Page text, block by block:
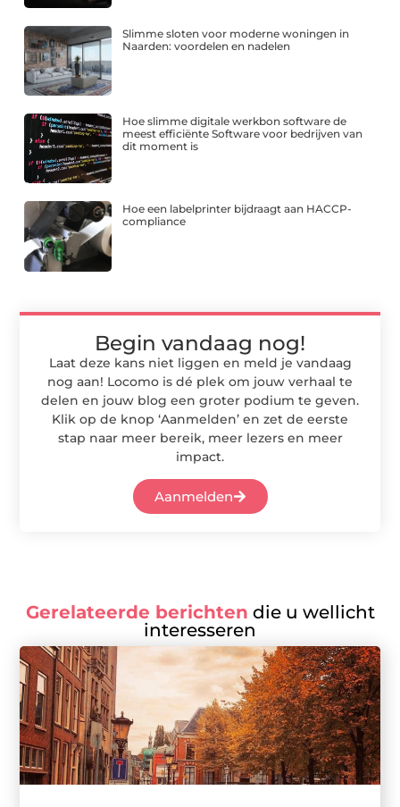
Slimme sloten voor moderne woningen in
Naarden: voordelen en nadelen
Hoe slimme digitale werkbon software de
meest efficiënte Software voor bedrijven van
dit moment is
Hoe een labelprinter bijdraagt aan HACCP-
compliance
Begin vandaag nog!
Laat deze kans niet liggen en meld je vandaag
nog aan! Locomo is dé plek om jouw verhaal te
delen en jouw blog een groter podium te geven.
Klik op de knop ‘Aanmelden’ en zet de eerste
stap naar meer bereik, meer lezers en meer
impact.
Aanmelden
Gerelateerde berichten die u wellicht
interesseren